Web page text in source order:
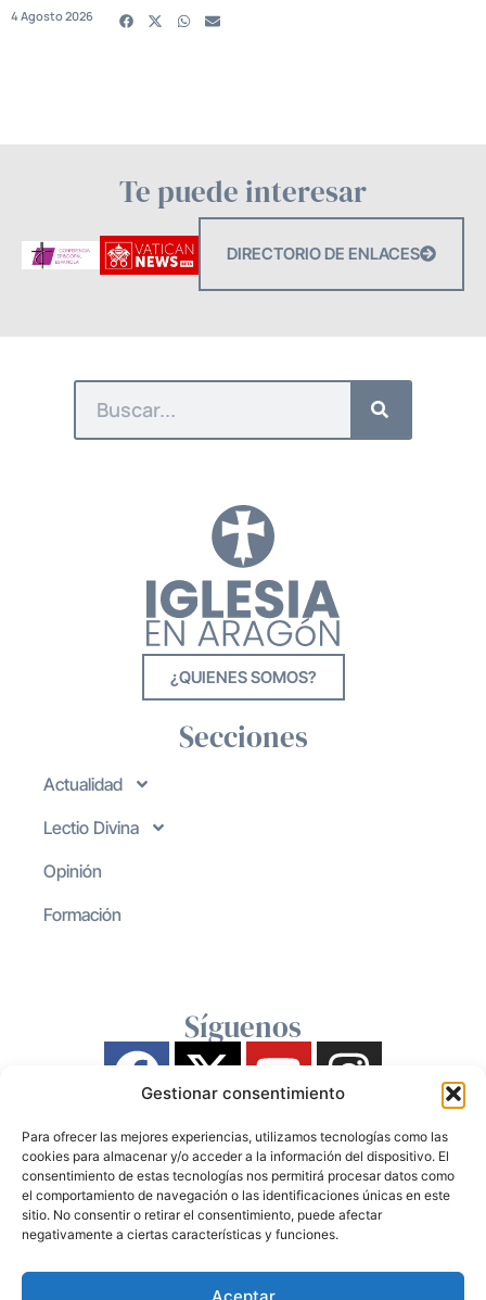
Gestionar consentimiento
Para ofrecer las mejores experiencias, utilizamos tecnologías como las
cookies para almacenar y/o acceder a la información del dispositivo. El
consentimiento de estas tecnologías nos permitirá procesar datos como
el comportamiento de navegación o las identificaciones únicas en este
sitio. No consentir o retirar el consentimiento, puede afectar
negativamente a ciertas características y funciones.
Aceptar
4 Agosto 2026
Te puede interesar
DIRECTORIO DE ENLACES
¿QUIENES SOMOS?
Secciones
Actualidad
Lectio Divina
Opinión
Formación
Síguenos